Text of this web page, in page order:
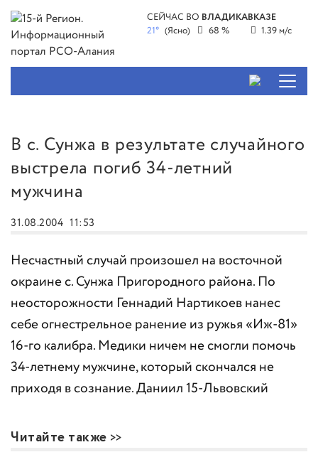
СЕЙЧАС ВО ВЛАДИКАВКАЗЕ
21° (Ясно) 68 % 1.39 м/с
В с. Сунжа в результате случайного
выстрела погиб 34-летний
мужчина
31.08.2004 11:53
Несчастный случай произошел на восточной
окраине с. Сунжа Пригородного района. По
неосторожности Геннадий Нартикоев нанес
себе огнестрельное ранение из ружья «Иж-81»
16-го калибра. Медики ничем не смогли помочь
34-летнему мужчине, который скончался не
приходя в сознание. Даниил 15-Львовский
Читайте также